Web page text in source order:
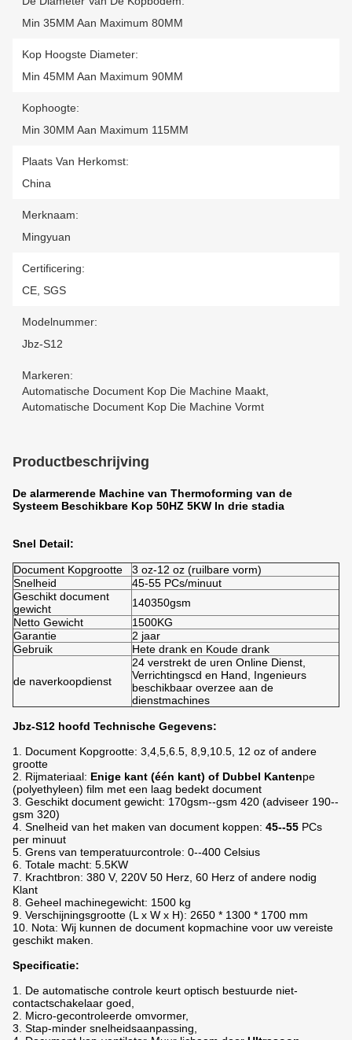
Min 35MM Aan Maximum 80MM
Kop Hoogste Diameter:
Min 45MM Aan Maximum 90MM
Kophoogte:
Min 30MM Aan Maximum 115MM
Plaats Van Herkomst:
China
Merknaam:
Mingyuan
Certificering:
CE, SGS
Modelnummer:
Jbz-S12
Markeren:
Automatische Document Kop Die Machine Maakt
Automatische Document Kop Die Machine Vormt
Productbeschrijving
De alarmerende Machine van Thermoforming van de
Systeem Beschikbare Kop 50HZ 5KW In drie stadia
Snel Detail:
Document Kopgrootte
3 oz-12 oz (ruilbare vorm)
Snelheid
45-55 PCs/minuut
Geschikt document
gewicht
140350gsm
Netto Gewicht
1500KG
Garantie
2 jaar
Gebruik
Hete drank en Koude drank
de naverkoopdienst
24 verstrekt de uren Online Dienst,
Verrichtingscd en Hand, Ingenieurs
beschikbaar overzee aan de
dienstmachines
Jbz-S12 hoofd Technische Gegevens:
1. Document Kopgrootte: 3,4,5,6.5, 8,9,10.5, 12 oz of andere
grootte
2. Rijmateriaal: Enige kant (één kant) of Dubbel Kantenpe
(polyethyleen) film met een laag bedekt document
3. Geschikt document gewicht: 170gsm--gsm 420 (adviseer 190--
gsm 320)
4. Snelheid van het maken van document koppen: 45--55 PCs
per minuut
5. Grens van temperatuurcontrole: 0--400 Celsius
6. Totale macht: 5.5KW
7. Krachtbron: 380 V, 220V 50 Herz, 60 Herz of andere nodig
Klant
8. Geheel machinegewicht: 1500 kg
9. Verschijningsgrootte (L x W x H): 2650 * 1300 * 1700 mm
10. Nota: Wij kunnen de document kopmachine voor uw vereiste
geschikt maken.
Specificatie:
1. De automatische controle keurt optisch bestuurde niet-
contactschakelaar goed,
2. Micro-gecontroleerde omvormer,
3. Stap-minder snelheidsaanpassing,